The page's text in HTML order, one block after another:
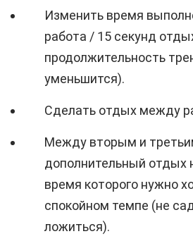
Изменить время
работа / 15 секунд
продолжительность
уменьшится).
Сделать отдых между
Между вторым и
дополнительный отдых
время которого нужно
спокойном темпе (не
ложиться).